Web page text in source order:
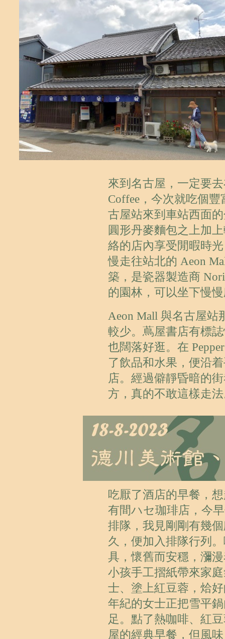
來到名古屋，一定要去
Coffee，今次就吃個
古屋站來到車站西面
圓形丹麥麵包之上加
絡的店內享受閒暇時
慢走往站北的 Aeon
築，是瓷器製造商
的園林，可以坐下慢
Aeon Mall 與名古屋站
較少。蔦屋書店有標
也闊落好逛。在
了飲品和水果，便沿
店。經過僻靜昏暗的
方，真的不敢這樣走
吃厭了酒店的早餐，
有間ハセ珈琲店，今
排隊，我見剛剛有幾
久，便加入排隊行列
具，懷舊而安穩，瀰
小孩手工摺紙帶來家
士、塗上紅豆蓉，烚
年紀的女士正把雪平
足。點了熱咖啡、紅
屋的經典早餐，但風